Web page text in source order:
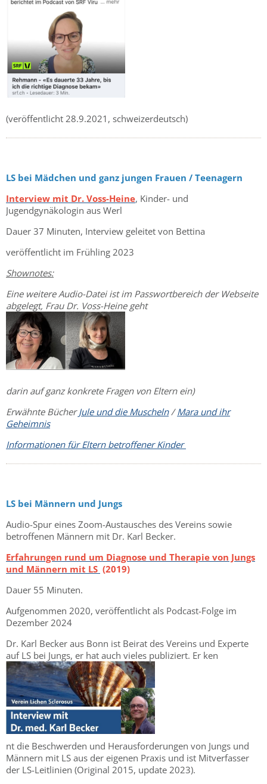
(veröffentlicht 28.9.2021, schweizerdeutsch)
LS bei Mädchen und ganz jungen Frauen / Teenagern
Interview mit Dr. Voss-Heine, Kinder- und
Jugendgynäkologin aus Werl
Dauer 37 Minuten, Interview geleitet von Bettina
veröffentlicht im Frühling 2023
Shownotes:
Eine weitere Audio-Datei ist im Passwortbereich der Webseite
abgelegt, Frau Dr. Voss-Heine geht
darin auf ganz konkrete Fragen von Eltern ein)
Erwähnte BücherJule und die Muscheln/Mara und ihr
Geheimnis
Informationen für Eltern betroffener Kinder
LS bei Männern und Jungs
Audio-Spur eines Zoom-Austausches des Vereins sowie
betroffenen Männern mit Dr. Karl Becker.
Erfahrungen rund um Diagnose und Therapie von Jungs
und Männern mit LS (2019)
Dauer 55 Minuten.
Aufgenommen 2020, veröffentlicht als Podcast-Folge im
Dezember 2024
Dr. Karl Becker aus Bonn ist Beirat des Vereins und Experte
auf LS bei Jungs, er hat auch vieles publiziert. Er ken
nt die Beschwerden und Herausforderungen von Jungs und
Männern mit LS aus der eigenen Praxis und ist Mitverfasser
der LS-Leitlinien (Original 2015, update 2023).